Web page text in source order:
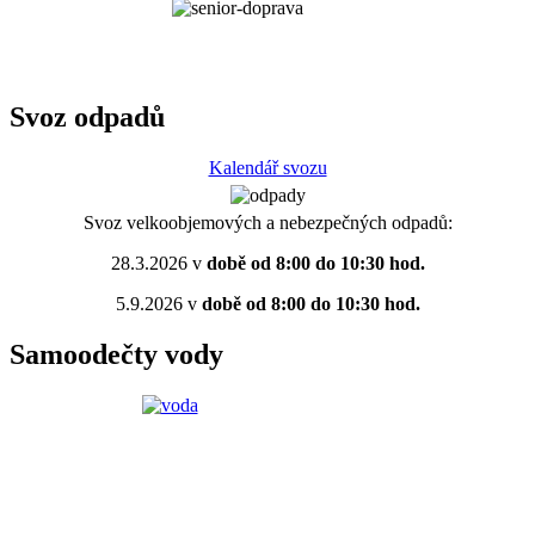
Svoz odpadů
Kalendář svozu
Svoz velkoobjemových a nebezpečných odpadů:
28.3.2026 vdobě od 8:00 do 10:30 hod.
5.9.2026 vdobě od 8:00 do 10:30 hod.
Samoodečty vody